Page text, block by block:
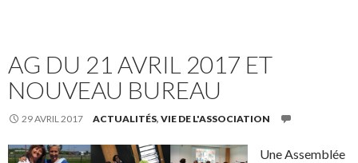
AG DU 21 AVRIL 2017 ET
NOUVEAU BUREAU
29 AVRIL 2017 ACTUALITÉS, VIE DE L'ASSOCIATION
Une Assemblée